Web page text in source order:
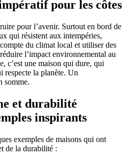
pour les côtes
pour l’avenir. Surtout en bord de
qui résistent aux intempéries,
du climat local et utiliser des
l’impact environnemental au
c’est une maison qui dure, qui
respecte la planète. Un
somme.
et durabilité
inspirants
exemples de maisons qui ont
de la durabilité :